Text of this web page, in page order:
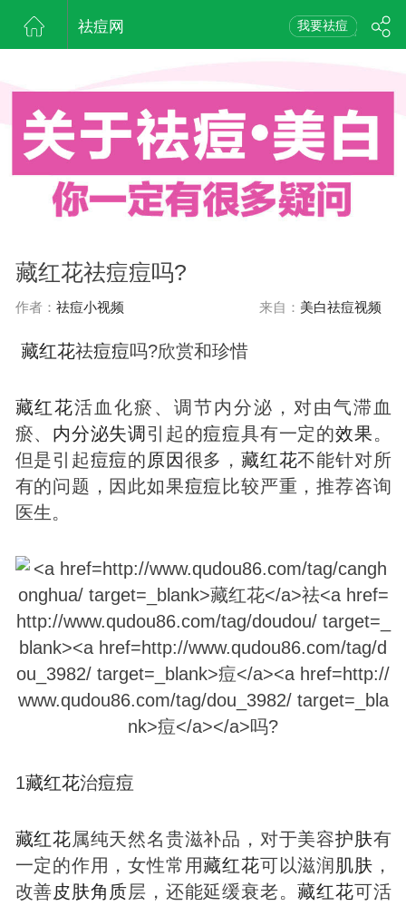
祛痘网 我要祛痘
藏红花祛痘痘吗?
作者： 祛痘小视频 来自： 美白祛痘视频
藏红花祛痘痘吗?欣赏和珍惜
藏红花活血化瘀、调节内分泌，对由气滞血
瘀、 内分泌失调 引起的痘痘具有一定的效果。
但是引起痘痘的原因很多，藏红花不能针对所
有的问题，因此如果痘痘 比较严重，推荐咨询
医生。
1藏红花治痘痘
藏红花属纯天然名贵滋补品，对于美容护肤有
一定的作用，女性常用藏红花可以滋润 肌肤 ，
改善皮肤角质层，还能延缓衰老。藏红花可活